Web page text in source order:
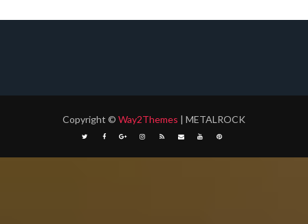
Copyright © Way2Themes | METALROCK